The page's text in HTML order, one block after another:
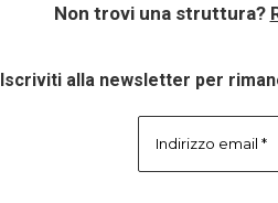
Non trovi una struttura?
Iscriviti alla newsletter per